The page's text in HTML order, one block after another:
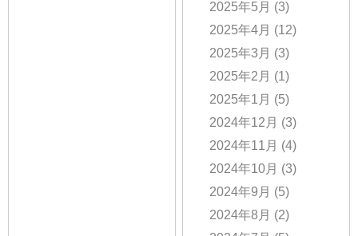
2025年5月 (3)
2025年4月 (12)
2025年3月 (3)
2025年2月 (1)
2025年1月 (5)
2024年12月 (3)
2024年11月 (4)
2024年10月 (3)
2024年9月 (5)
2024年8月 (2)